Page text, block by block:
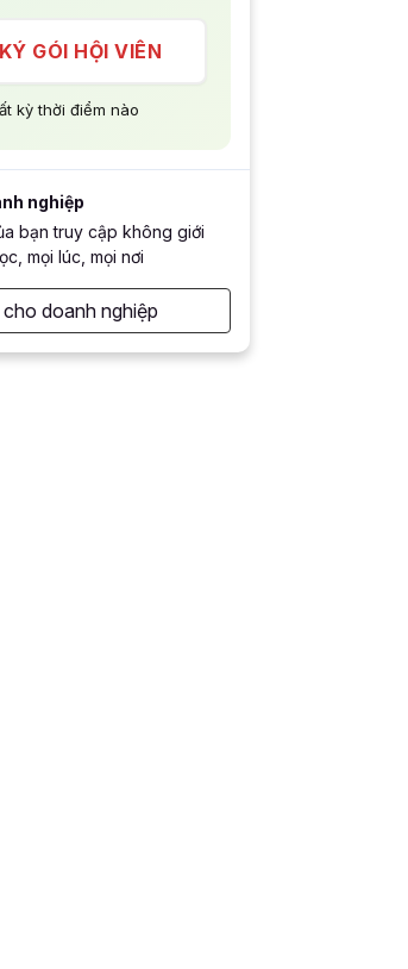
GÓI HỘI VIÊN
kỳ thời điểm nào
nghiệp
bạn truy cập không giới
mọi lúc, mọi nơi
doanh nghiệp